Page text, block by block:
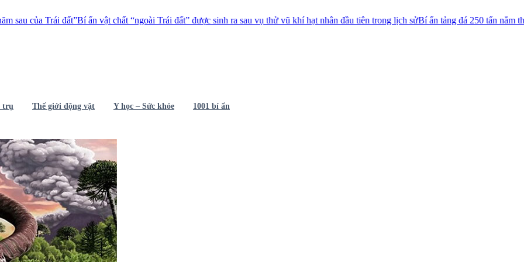
Bí ẩn vật chất “ngoài Trái đất” được sinh ra sau vụ thử vũ khí hạt nhân đầu tiên trong lịch sử Bí ẩn tảng đá 250 tấn nằm thăng bằng trên
trụ Thế giới động vật Y học – Sức khỏe 1001 bí ẩn